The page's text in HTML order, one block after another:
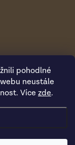
pohodlné
neustále
Více zde.
vyhrazena.